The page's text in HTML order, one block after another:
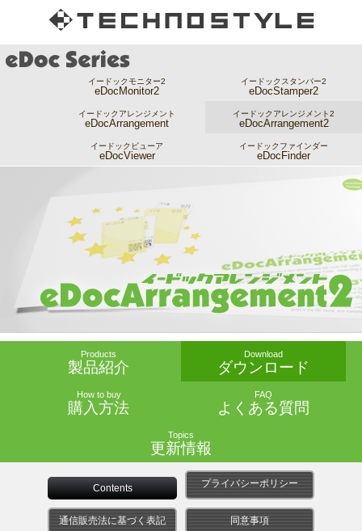
イードックモニター2
eDocMonitor2
イードックスタンパー2
eDocStamper2
イードックアレンジメント
eDocArrangement
イードックアレンジメント2
eDocArrangement2
イードックビューア
eDocViewer
イードックファインダー
eDocFinder
Products
製品紹介
Download
ダウンロード
How to buy
購入方法
FAQ
よくある質問
Topics
更新情報
Contents プライバシーポリシー
通信販売法に基づく表記 同意事項